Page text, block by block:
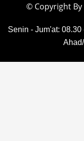
© Copyright By
Senin - Jum'at: 08.30